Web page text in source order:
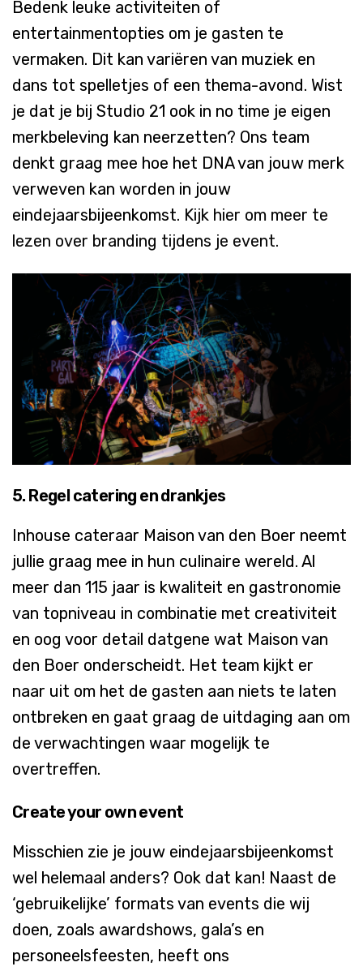
Bedenk leuke activiteiten of
entertainmentopties om je gasten te
vermaken. Dit kan variëren van muziek en
dans totspelletjes of een thema-avond. Wist
je dat je bij Studio 21 ook in no time je eigen
merkbeleving kan neerzetten? Ons team
denkt graag mee hoe het DNA van jouw merk
verweven kan worden in jouw
eindejaarsbijeenkomst. Kijk hier om meer te
lezen over branding tijdens je event.
5. Regel catering endrankjes
Inhouse cateraar Maison van den Boer neemt
jullie graag mee in hun culinaire wereld. Al
meer dan 115 jaar is kwaliteit en gastronomie
van topniveau in combinatie met creativiteit
en oog voor detail datgene wat Maison van
den Boer onderscheidt. Het team kijkt er
naar uit om het de gasten aan niets te laten
ontbreken en gaat graag de uitdaging aan om
deverwachtingen waar mogelijk te
overtreffen.
Create your own event
Misschien zie je jouw eindejaarsbijeenkomst
wel helemaal anders? Ook dat kan! Naast de
‘gebruikelijke’ formats van events die wij
doen, zoals awardshows, gala’s en
personeelsfeesten, heeft ons